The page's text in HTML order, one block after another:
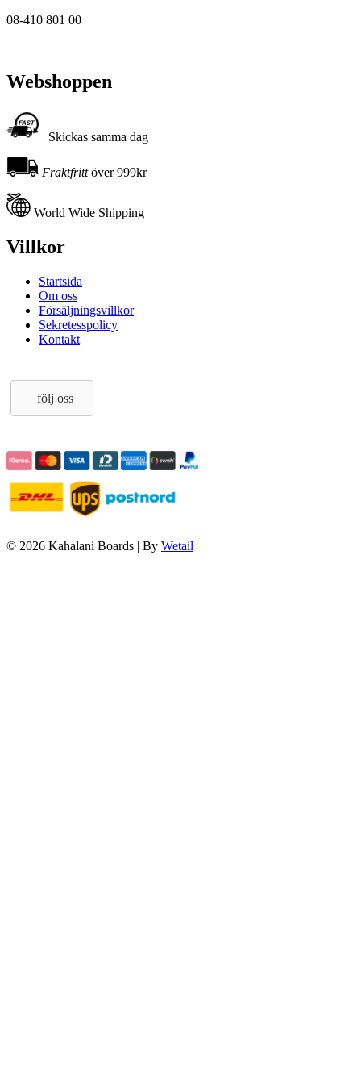
08-410 801 00
Webshoppen
Skickas samma dag
Fraktfrittöver 999kr
World Wide Shipping
Villkor
Startsida
Om oss
Försäljningsvillkor
Sekretesspolicy
Kontakt
följ oss
© 2026 Kahalani Boards | By Wetail